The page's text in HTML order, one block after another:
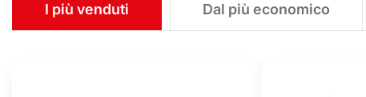
I più venduti Dal più economico